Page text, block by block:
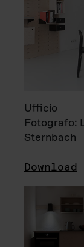
Ufficio
Fotografo:
Sternbach
Download